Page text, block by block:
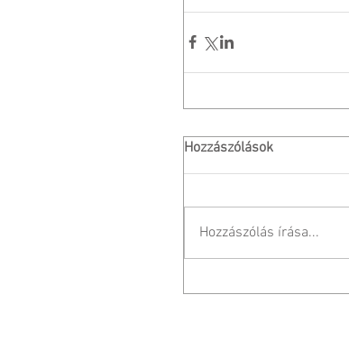
Hozzászólások
Hozzászólás írása...